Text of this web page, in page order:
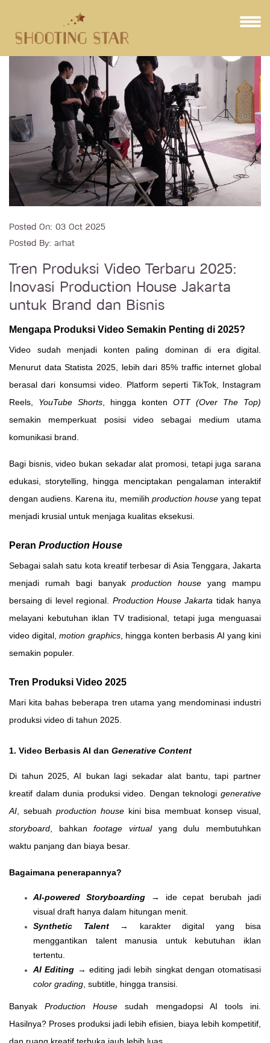
Posted On: 03 Oct 2025
Posted By: arhat
Tren Produksi Video Terbaru 2025:
Inovasi Production House Jakarta
untuk Brand dan Bisnis
Mengapa Produksi Video Semakin Penting di 2025?
Video sudah menjadi konten paling dominan di era digital.
Menurut data Statista 2025, lebih dari 85% traffic internet global
berasal dari konsumsi video. Platform seperti TikTok, Instagram
Reels, YouTube Shorts , hingga konten OTT (Over The Top)
semakin memperkuat posisi video sebagai medium utama
komunikasi brand.
Bagi bisnis, video bukan sekadar alat promosi, tetapi juga sarana
edukasi, storytelling, hingga menciptakan pengalaman interaktif
dengan audiens. Karena itu, memilih production houseyang tepat
menjadi krusial untuk menjaga kualitas eksekusi.
Peran Production House
Sebagai salah satu kota kreatif terbesar di Asia Tenggara, Jakarta
menjadi rumah bagi banyakproduction house yang mampu
bersaing di level regional. Production House Jakarta tidak hanya
melayani kebutuhan iklan TV tradisional, tetapi juga menguasai
video digital,motion graphics, hingga konten berbasis AI yang kini
semakin populer.
Tren Produksi Video 2025
Mari kita bahas beberapa tren utama yang mendominasi industri
produksi video di tahun 2025.
1. Video Berbasis AI dan Generative Content
Di tahun 2025, AI bukan lagi sekadar alat bantu, tapi partner
kreatif dalam dunia produksi video. Dengan teknologi generative
AI , sebuah production housekini bisa membuat konsep visual,
storyboard , bahkanfootage virtualyang dulu membutuhkan
waktu panjang dan biaya besar.
Bagaimana penerapannya?
AI-powered Storyboarding→ ide cepat berubah jadi
visual draft hanya dalam hitungan menit.
Synthetic Talent→ karakter digital yang bisa
menggantikan talent manusia untuk kebutuhan iklan
tertentu.
AI Editing → editing jadi lebih singkat dengan otomatisasi
color grading , subtitle, hingga transisi.
BanyakProduction House sudah mengadopsi AI tools ini.
Hasilnya? Proses produksi jadi lebih efisien, biaya lebih kompetitif,